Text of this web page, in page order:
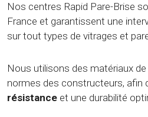
Nos centres Rapid Pare-Brise
France et garantissent une
sur tout types de vitrages et
Nous utilisons des matériaux de
normes des constructeurs, afin
résistance et une durabilité